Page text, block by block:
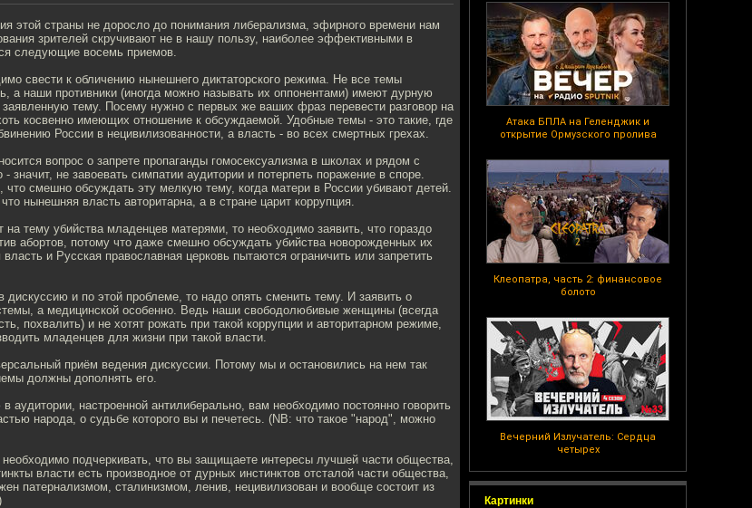
Атака БПЛА на Геленджик и
открытие Ормузского пролива
Клеопатра, часть 2: финансовое
болото
Вечерний Излучатель: Сердца
четырех
Картинки
этой страны не доросло до понимания либерализма, эфирного времени нам
зрителей скручивают не в нашу пользу, наиболее эффективными в
следующие восемь приемов.
свести к обличению нынешнего диктаторского режима. Не все темы
а наши противники (иногда можно называть их оппонентами) имеют дурную
заявленную тему. Посему нужно с первых же ваших фраз перевести разговор на
косвенно имеющих отношение к обсуждаемой. Удобные темы - это такие, где
России в нецивилизованности, а власть - во всех смертных грехах.
вопрос о запрете пропаганды гомосексуализма в школах и рядом с
значит, не завоевать симпатии аудитории и потерпеть поражение в споре.
что смешно обсуждать эту мелкую тему, когда матери в России убивают детей.
нынешняя власть авторитарна, а в стране царит коррупция.
на тему убийства младенцев матерями, то необходимо заявить, что гораздо
абортов, потому что даже смешно обсуждать убийства новорожденных их
и Русская православная церковь пытаются ограничить или запретить
дискуссию и по этой проблеме, то надо опять сменить тему. И заявить о
а медицинской особенно. Ведь наши свободолюбивые женщины (всегда
похвалить) и не хотят рожать при такой коррупции и авторитарном режиме,
младенцев для жизни при такой власти.
приём ведения дискуссии. Потому мы и остановились на нем так
должны дополнять его.
аудитории, настроенной антилиберально, вам необходимо постоянно говорить
народа, о судьбе которого вы и печетесь. (NB: что такое "народ", можно
подчеркивать, что вы защищаете интересы лучшей части общества,
власти есть производное от дурных инстинктов отсталой части общества,
патернализмом, сталинизмом, ленив, нецивилизован и вообще состоит из